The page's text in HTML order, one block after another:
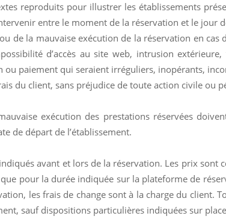
reproduits pour illustrer les établissements
entre le moment de la réservation et le jour
de la mauvaise exécution de la réservation en
d’accès au site web, intrusion
paiement qui seraient irréguliers, inopérants,
du client, sans préjudice de toute action civile ou
exécution des prestations réservées
de départ de l’établissement.
avant et lors de la réservation. Les prix sont
pour la durée indiquée sur la plateforme de
les frais de change sont à la charge du client.
sauf dispositions particulières indiquées sur